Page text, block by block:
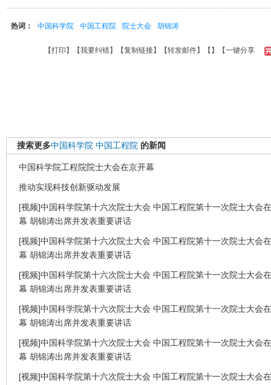
热词： 中国科学院 中国工程院 院士大会 胡锦涛
【打印 】【我要纠错】【复制链接】【转发邮件】【 】 【一键分享
搜索更多中国科学院 中国工程院 的新闻
中国科学院工程院院士大会在京开幕
推动实现科技创新驱动发展
[视频]中国科学院第十六次院士大会 中国工程院第十一次院士大会
幕 胡锦涛出席并发表重要讲话
[视频]中国科学院第十六次院士大会 中国工程院第十一次院士大会
幕 胡锦涛出席并发表重要讲话
[视频]中国科学院第十六次院士大会 中国工程院第十一次院士大会
幕 胡锦涛出席并发表重要讲话
[视频]中国科学院第十六次院士大会 中国工程院第十一次院士大会
幕 胡锦涛出席并发表重要讲话
[视频]中国科学院第十六次院士大会 中国工程院第十一次院士大会
幕 胡锦涛出席并发表重要讲话
[视频]中国科学院第十六次院士大会 中国工程院第十一次院士大会